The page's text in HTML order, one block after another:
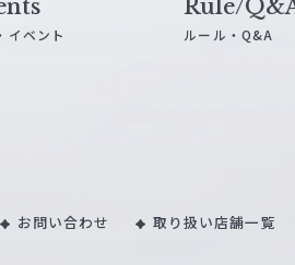
イベント
Rule/
ルール・Q&A
お問い合わせ 取り扱い店舗一覧